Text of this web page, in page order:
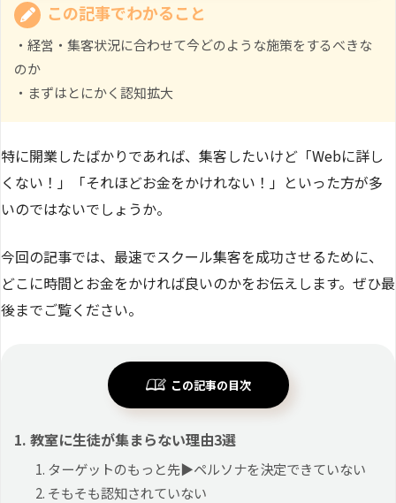
この記事でわかること
・経営・集客状況に合わせて今どのような施策をするべきな
のか
・まずはとにかく認知拡大
特に開業したばかりであれば、集客したいけど「Webに詳し
くない！」「それほどお金をかけれない！」といった方が多
いのではないでしょうか。
今回の記事では、最速でスクール集客を成功させるために、
どこに時間とお金をかければ良いのかをお伝えします。ぜひ最
後までご覧ください。
この記事の目次
教室に生徒が集まらない理由3選
ターゲットのもっと先▶︎ペルソナを決定できていない
そもそも認知されていない